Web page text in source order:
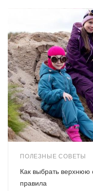
ПОЛЕЗНЫЕ СОВЕТЫ
Как выбрать
правила